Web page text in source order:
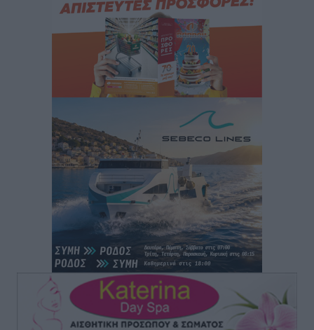
Νοσοκομεία της Γ΄ Ζώνης
πριν 4 ώρες
Πάνθηρες: Ξεκίνησαν αισιόδοξοι για την παρθενική
Αθλητικά• πριν 4 ώρες
Άρης Αρχαγγέλου: Στο πλευρό του άτυχου Ιάκωβου
Θωμά
Αθλητικά• πριν 4 ώρες
Φοίβος: Η μεγάλη επιστροφή του Μπρένο Σαλβατιέρα
πριν 4 ώρες
Κλεάνθης: Έτοιμες οι κάρτες διαρκείας της νέας
σεζόν
Αθλητικά πριν 4 ώρες